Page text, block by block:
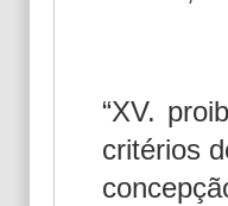
“XV.
critérios